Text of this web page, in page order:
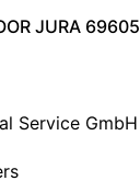
JURA 69605
Service GmbH